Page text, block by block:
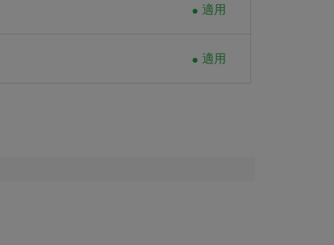
適用
適用